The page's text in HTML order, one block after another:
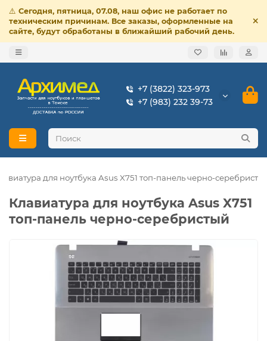
⚠️ Сегодня, пятница, 07.08, наш офис не работает по
техническим причинам. Все заказы, оформленные на
сайте, будут обработаны в ближайший рабочий день.
+7 (3822) 323-973
+7 (983) 232 39-73
для ноутбука Asus X751 топ-панель черно-
Клавиатура для ноутбука Asus X751
топ-панель черно-серебристый